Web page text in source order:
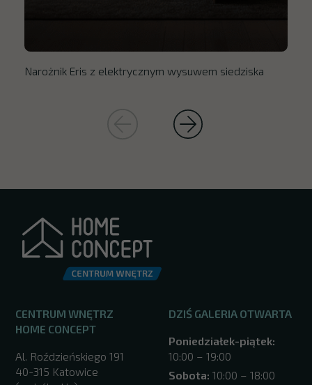
Narożnik Eris z elektrycznym wysuwem siedziska
CENTRUM WNĘTRZ
HOME CONCEPT
Al. Roździeńskiego 191
40-315 Katowice
DZIŚ GALERIA OTWARTA
Poniedziałek-piątek:
10:00 – 19:00
Sobota: 10:00 – 18:00